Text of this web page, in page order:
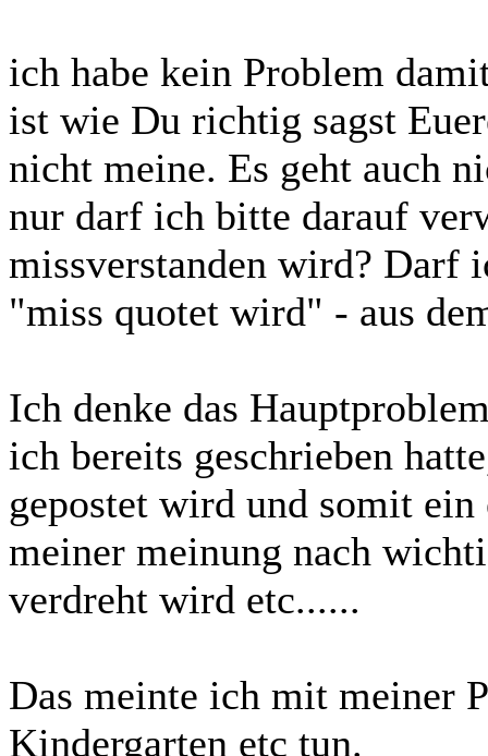
ich habe kein Problem
ist wie Du richtig sagst
nicht meine. Es geht auch
nur darf ich bitte darauf
missverstanden wird? Darf
"miss quotet wird" - aus
Ich denke das
ich bereits geschrieben
gepostet wird und somit
meiner meinung nach
verdreht wird etc......
Das meinte ich mit meiner
Kindergarten etc tun.